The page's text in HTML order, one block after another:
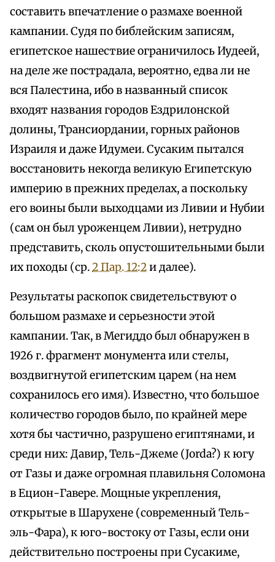
составить впечатление о размахе военной
кампании. Судя по библейским записям,
египетское нашествие ограничилось Иудеей,
на деле же пострадала, вероятно, едва ли не
вся Палестина, ибо в названный список
входят названия городов Ездрилонской
долины, Трансиордании, горных районов
Израиля и даже Идумеи. Сусаким пытался
восстановить некогда великую Египетскую
империю в прежних пределах, а поскольку
его воины были выходцами из Ливии и Нубии
(сам он был уроженцем Ливии), нетрудно
представить, сколь опустошительными были
их походы (ср.2 Пар. 12:2и далее).
Результаты раскопок свидетельствуют о
большом размахе и серьезности этой
кампании. Так, в Мегиддо был обнаружен в
1926 г. фрагмент монумента или стелы,
воздвигнутой египетским царем (на нем
сохранилось его имя). Известно, что большое
количество городов было, по крайней мере
хотя бы частично, разрушено египтянами, и
среди них: Давир, Тель-Джеме (Jorda?) к югу
от Газы и даже огромная плавильня Соломона
в Ецион-Гавере. Мощные укрепления,
открытые в Шарухене (современный Тель-
эль-Фара), к юго-востоку от Газы, если они
действительно построены при Сусакиме,